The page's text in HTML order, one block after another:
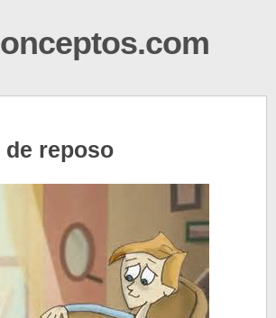
onceptos.com
de reposo